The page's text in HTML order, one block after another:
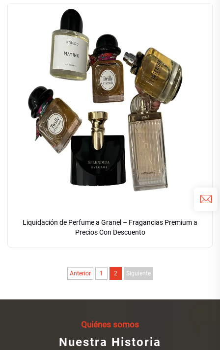
Liquidación de Perfume a Granel – Fragancias Premium a
Precios Con Descuento
Anterior 1 2 Siguiente
Quiénes somos
Nuestra Historia